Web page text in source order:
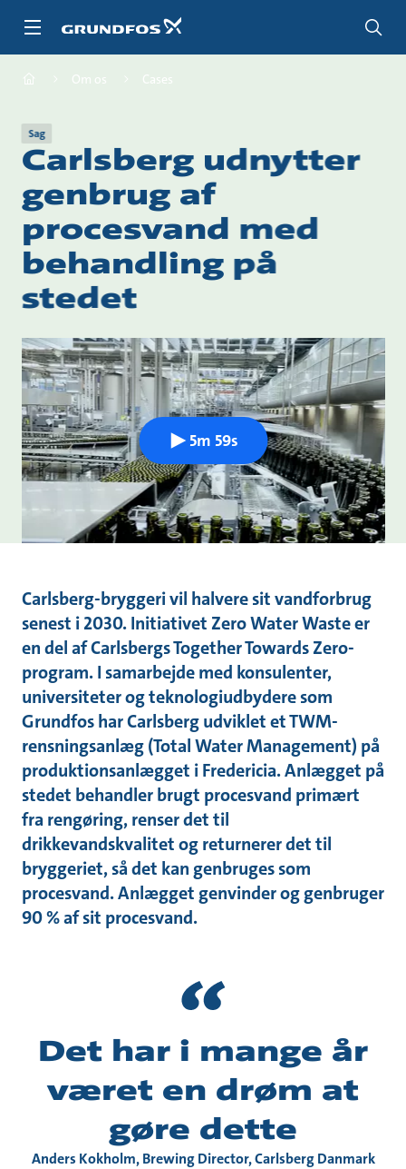
Om os Cases
Sag
Carlsberg udnytter
genbrug af
procesvand med
behandling på
stedet
5m 59s
Carlsberg-bryggeri vil halvere sit vandforbrug
senest i 2030. Initiativet Zero Water Waste er
en del af Carlsbergs Together Towards Zero-
program. I samarbejde med konsulenter,
universiteter og teknologiudbydere som
Grundfos har Carlsberg udviklet et TWM-
rensningsanlæg (Total Water Management) på
produktionsanlægget i Fredericia. Anlægget på
stedet behandler brugt procesvand primært
fra rengøring, renser det til
drikkevandskvalitet og returnerer det til
bryggeriet, så det kan genbruges som
procesvand. Anlægget genvinder og genbruger
90 % af sit procesvand.
Det har i mange år
været en drøm at
gøre dette
Anders Kokholm, Brewing Director, Carlsberg Danmark